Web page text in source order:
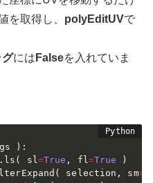
を取得し、 polyEditUVで
グには Falseを入れていま
) :
. ls ( sl=True , fl=True
)
( selection , sm=